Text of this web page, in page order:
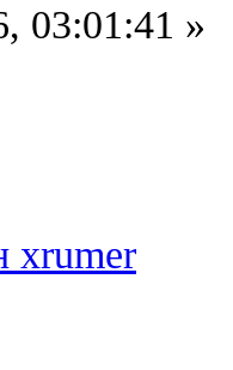
03:01:41 »
xrumer